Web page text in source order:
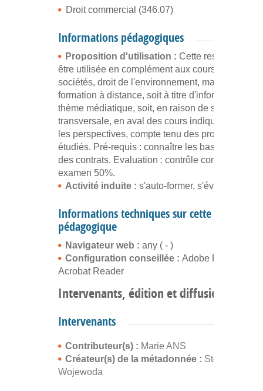
Droit commercial (346.07)
Informations pédagogiques
Proposition d'utilisation : Cette ressource
être utilisée en complément aux cours de droit
sociétés, droit de l'environnement, management ;
formation à distance, soit à titre d'information sur
thème médiatique, soit, en raison de sa
transversale, en aval des cours indiqués pour
les perspectives, compte tenu des programmes
étudiés. Pré-requis : connaître les bases du droit
des contrats. Evaluation : contrôle continu 50% et
examen 50%.
Activité induite : s'auto-former, s'évaluer
Informations techniques sur cette ressource
pédagogique
Navigateur web : any ( - )
Configuration conseillée : Adobe Flash
Acrobat Reader
Intervenants, édition et diffusion
Intervenants
Contributeur(s) : Marie ANS
Créateur(s) de la métadonnée : Stéphane
Wojewoda